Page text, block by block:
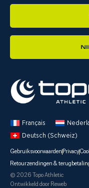
Français
Deutsch (Schweiz)
Gebruiksvoorwaarden Privacy
Retourzendingen &
© 2026 Topo Athletic
Ontwikkeld door Reweb